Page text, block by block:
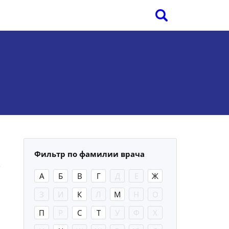
Фильтр по фамилии врача
А Б В Г Д Е
Ж
З
И К Л М Н
О
П
Р С Т У Ф
Х